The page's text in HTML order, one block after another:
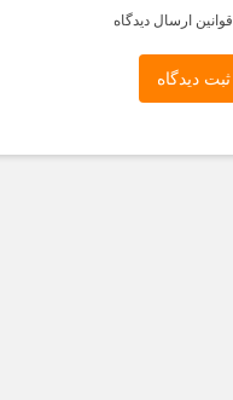
قوانین ارسال دیدگاه
ثبت دیدگاه